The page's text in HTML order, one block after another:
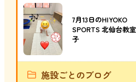
7月13日のHIYOKO
SPORTS 北仙台教
子
施設ごとのブログ